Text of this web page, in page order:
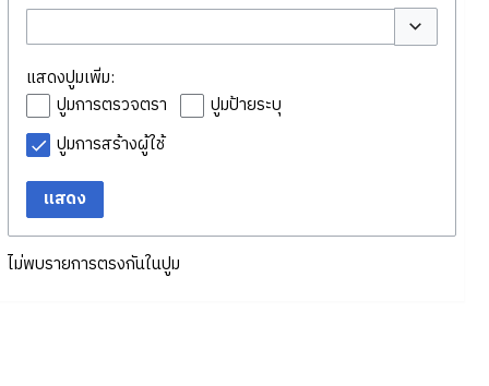
สลับตัวเลือก
แสดงปูมเพิ่ม:
ปูมการตรวจตรา
ปูมป้ายระบุ
ปูมการสร้างผู้ใช้
แสดง
ไม่พบรายการตรงกันในปูม